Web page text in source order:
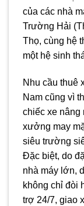
của các nhà
Trường Hải
Thọ, cùng hệ
một hệ sinh
Nhu cầu thuê
Nam cũng vì
chiếc xe nâng
xưởng may
siêu trường
Đặc biệt, do
nhà máy lớn,
không chỉ đòi
trợ 24/7, giao